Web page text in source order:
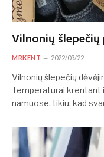
Vilnonių
MRKENT 2022/03/22
Vilnonių šlepečių
Temperatūrai krentant
namuose, tikiu, kad